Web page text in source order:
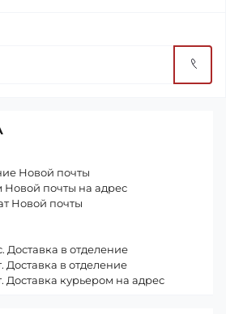
Новой почты
Новой почты на адрес
Новой почты
Доставка в отделение
Доставка в отделение
Доставка курьером на адрес